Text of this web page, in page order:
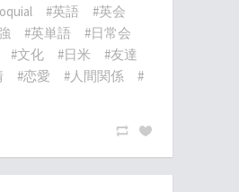
#英語
#英会
#英単語
#日常会
#文化 #日米
#友達
#恋愛 #人間関係
#